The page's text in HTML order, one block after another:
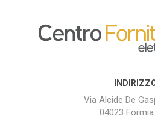
Via Alcide De
04023 Formia